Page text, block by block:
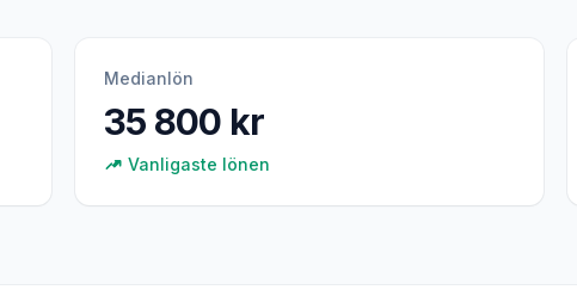
Medianlön
35 800 kr
Vanligaste lönen